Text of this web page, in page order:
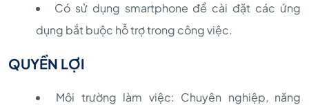
Có sử dụng smartphone để cài đặt các ứng
dụng bắt buộc hỗ trợ trong công việc.
QUYỀN LỢI
Môi trường làm việc: Chuyên nghiệp, năng